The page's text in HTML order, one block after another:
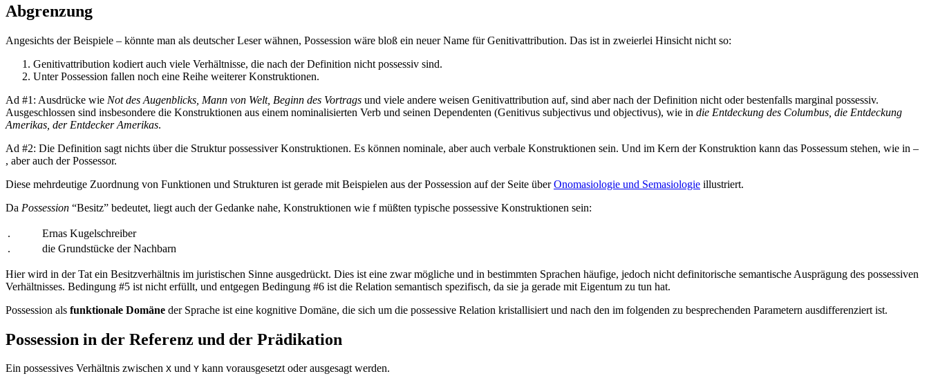
Abgrenzung
Angesichts der Beispiele – könnte man als deutscher Leser wähnen, Possession wäre bloß ein neuer Name für Genitivattribution. Das ist in zweierlei Hinsicht nicht so:
Genitivattribution kodiert auch viele Verhältnisse, die nach der Definition nicht possessiv sind.
Unter Possession fallen noch eine Reihe weiterer Konstruktionen.
Ad #1: Ausdrücke wie Not des Augenblicks, Mann von Welt, Beginn des Vortrags und viele andere weisen Genitivattribution auf, sind aber nach der Definition nicht oder bestenfalls marginal possessiv.
Ausgeschlossen sind insbesondere die Konstruktionen aus einem nominalisierten Verb und seinen Dependenten (Genitivus subjectivus und objectivus), wie in die Entdeckung des Columbus, die Entdeckung
Amerikas, der Entdecker Amerikas.
Ad #2: Die Definition sagt nichts über die Struktur possessiver Konstruktionen. Es können nominale, aber auch verbale Konstruktionen sein. Und im Kern der Konstruktion kann das Possessum stehen, wie in –
, aber auch der Possessor.
Diese mehrdeutige Zuordnung von Funktionen und Strukturen ist gerade mit Beispielen aus der Possession auf der Seite überOnomasiologie und Semasiologie illustriert.
Da Possession “Besitz” bedeutet, liegt auch der Gedanke nahe, Konstruktionen wie f müßten typische possessive Konstruktionen sein:
.
Ernas Kugelschreiber
.
die Grundstücke der Nachbarn
Hier wird in der Tat ein Besitzverhältnis im juristischen Sinne ausgedrückt. Dies ist eine zwar mögliche und in bestimmten Sprachen häufige, jedoch nicht definitorische semantische Ausprägung des possessiven
Verhältnisses. Bedingung #5 ist nicht erfüllt, und entgegen Bedingung #6 ist die Relation semantisch spezifisch, da sie ja gerade mit Eigentum zu tun hat.
Possession als funktionale Domäne der Sprache ist eine kognitive Domäne, die sich um die possessive Relation kristallisiert und nach den im folgenden zu besprechenden Parametern ausdifferenziert ist.
Possession in der Referenz und der Prädikation
Ein possessives Verhältnis zwischen X und Y kann vorausgesetzt oder ausgesagt werden.